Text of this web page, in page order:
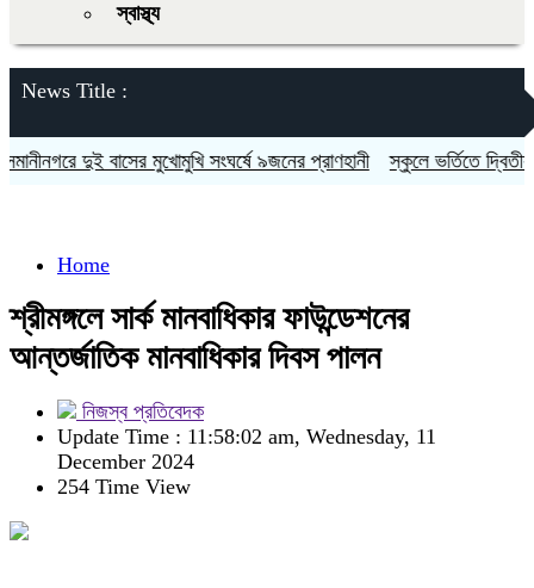
স্বাস্থ্য
News Title :
দুই বাসের মুখোমুখি সংঘর্ষে ৯জনের প্রাণহানী স্কুলে ভর্তিতে দ্বিতীয়-
Home
শ্রীমঙ্গলে সার্ক মানবাধিকার ফাউন্ডেশনের
আন্তর্জাতিক মানবাধিকার দিবস পালন
নিজস্ব প্রতিবেদক
Update Time : 11:58:02 am, Wednesday, 11
December 2024
254 Time View